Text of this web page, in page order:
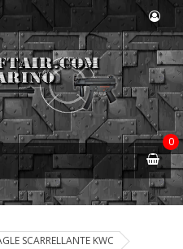
0
SCARRELLANTE KWC